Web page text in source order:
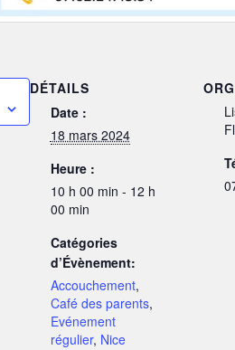
DÉTAILS
Date :
18 mars 2024
Heure :
10 h 00 min - 12 h
00 min
Catégories
d’Évènement:
Accouchement,
Café des parents,
Evénement
régulier, Nice